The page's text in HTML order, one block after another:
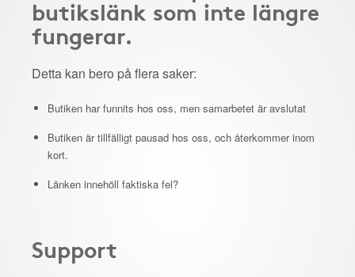
butikslänk som inte längre
fungerar.
Detta kan bero på flera saker:
Butiken har funnits hos oss, men samarbetet är avslutat
Butiken är tillfälligt pausad hos oss, och återkommer inom
kort.
Länken innehöll faktiska fel?
Support